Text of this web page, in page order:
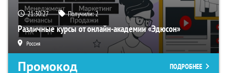
21:30:27 Получили:2
Различные курсы от онлайн-академии «Эдюсон»
Россия
Промокод ПОДРОБНЕЕ